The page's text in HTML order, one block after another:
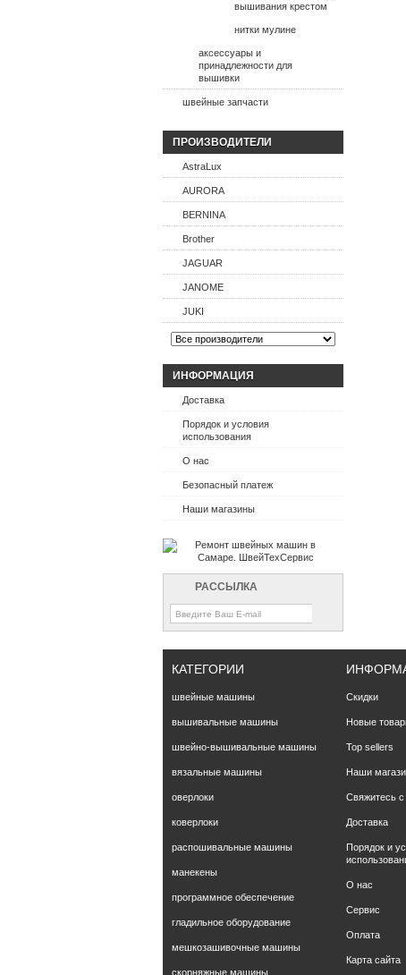
вышивания крестом
нитки мулине
аксессуары и
принадлежности для
вышивки
швейные запчасти
ПРОИЗВОДИТЕЛИ
AstraLux
AURORA
BERNINA
Brother
JAGUAR
JANOME
JUKI
ИНФОРМАЦИЯ
Доставка
Порядок и условия
использования
О нас
Безопасный платеж
Наши магазины
РАССЫЛКА
КАТЕГОРИИ
швейные машины
вышивальные машины
швейно-вышивальные машины
вязальные машины
оверлоки
коверлоки
распошивальные машины
манекены
программное обеспечение
гладильное оборудование
мешкозашивочные машины
скорняжные машины
Скидки
Новые
Top sellers
Наши
Свяжитесь
Доставка
Порядок и
О нас
Сервис
Оплата
Карта сайта